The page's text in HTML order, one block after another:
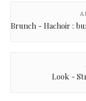
Brunch - Hachoir :
Look -